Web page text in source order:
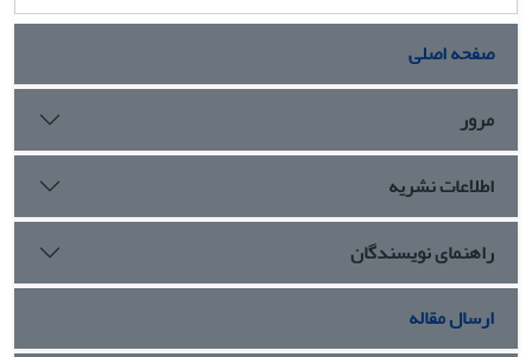
صفحه اصلی
مرور
اطلاعات نشریه
راهنمای نویسندگان
ارسال مقاله